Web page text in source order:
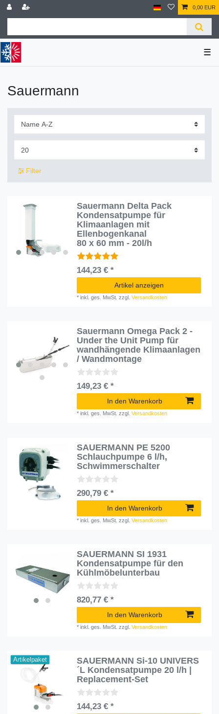
0,00 EUR
☰
Sauermann
Filter
Sauermann Delta Pack
Kondensatpumpe für
Klimaanlagen mit
Ellenbogenkanal
80 x 60 mm - 20l/h
144,23 € *
Artikel anzeigen
*inkl. ges. MwSt. zzgl.Versandkosten
Sauermann Omega Pack 2 -
Under the Unit Pump für
wandhängende Klimaanlagen
/ Wandmontage
149,23 € *
In den Warenkorb
*inkl. ges. MwSt. zzgl.Versandkosten
SAUERMANN PE 5200
Schlauchpumpe 6 l/h,
Schwimmerschalter
290,79 € *
In den Warenkorb
*inkl. ges. MwSt. zzgl.Versandkosten
SAUERMANN SI 1931
Kondensatpumpe für den
Kühlmöbelunterbau
820,77 € *
In den Warenkorb
*inkl. ges. MwSt. zzgl.Versandkosten
Artikelpaket
SAUERMANN Si-10 UNIVERS
´L Kondensatpumpe 20 l/h |
Replacement-Set
144,23 € *